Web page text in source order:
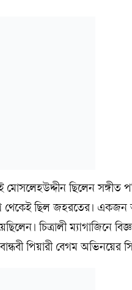
ছিলেন সঙ্গীত
থেকেই ছিল জহরতের। একজন
চিত্রালী ম্যাগাজিনে
পিয়ারী বেগম অভিনয়ের